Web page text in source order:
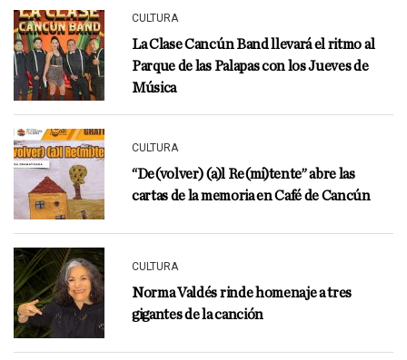
CULTURA
La Clase Cancún Band llevará el ritmo al
Parque de las Palapas con los Jueves de
Música
CULTURA
“De(volver) (a)l Re(mi)tente” abre las
cartas de la memoria en Café de Cancún
CULTURA
Norma Valdés rinde homenaje a tres
gigantes de la canción